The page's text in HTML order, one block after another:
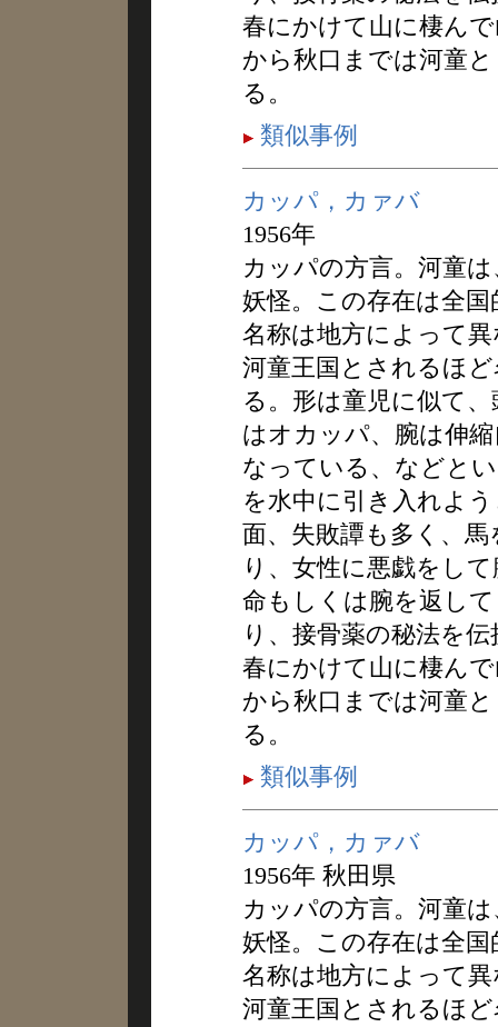
春にかけて山に棲ん
から秋口までは河童
る。
類似事例
カッパ，カァバ
1956年
カッパの方言。河童
妖怪。この存在は全
名称は地方によって
河童王国とされるほ
る。形は童児に似て
はオカッパ、腕は伸
なっている、などと
を水中に引き入れよ
面、失敗譚も多く、
り、女性に悪戯をし
命もしくは腕を返し
り、接骨薬の秘法を
春にかけて山に棲ん
から秋口までは河童
る。
類似事例
カッパ，カァバ
1956年 秋田県
カッパの方言。河童
妖怪。この存在は全
名称は地方によって
河童王国とされるほ